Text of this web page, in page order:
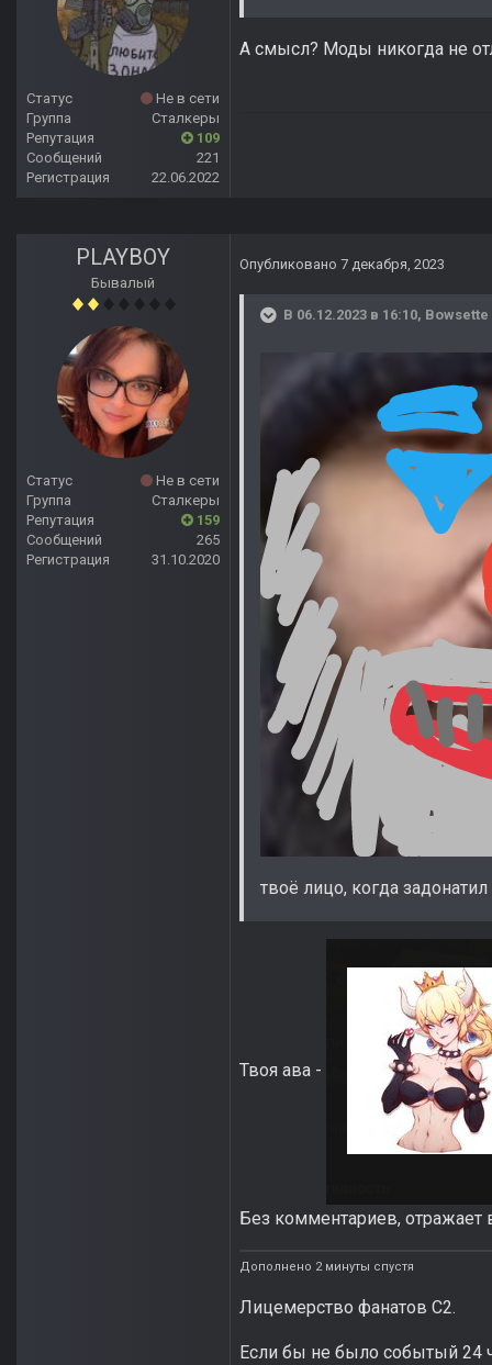
Статус
Не в сети
Группа
Сталкеры
Репутация
109
Сообщений
221
Регистрация
22.06.2022
А смысл? Моды никогда не
PLAYBOY
Бывалый
Статус
Не в сети
Группа
Сталкеры
Репутация
159
Сообщений
265
Регистрация
31.10.2020
Опубликовано 7 декабря, 2023
В 06.12.2023 в 16:10, Bowsette
твоё лицо, когда
Твоя ава -
Без комментариев,
Дополнено 2 минуты спустя
Лицемерство фанатов С2.
Если бы не было событый 24